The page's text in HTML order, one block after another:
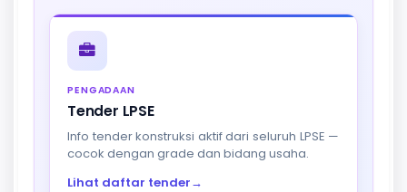
PENGADAAN
Tender LPSE
Info tender konstruksi aktif dari seluruh LPSE —
cocok dengan grade dan bidang usaha.
Lihat daftar tender→